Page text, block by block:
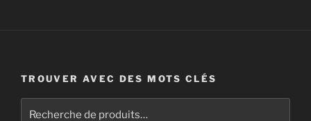
TROUVER AVEC DES MOTS CLÉS